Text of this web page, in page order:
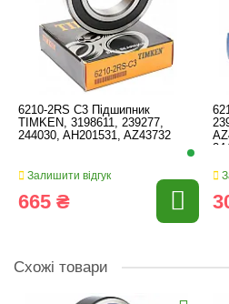
6210-2RS C3 Підшипник
TIMKEN, 3198611, 239277,
244030, AH201531, AZ43732
Залишити відгук
665 ₴
Схожі товари